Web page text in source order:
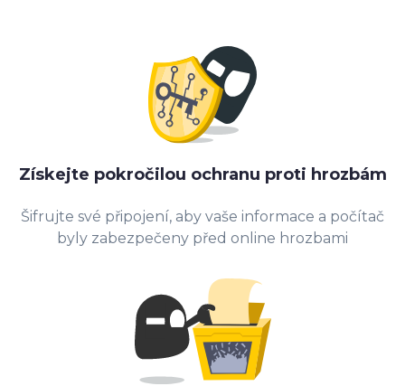
Získejte pokročilou ochranu proti hrozbám
Šifrujte své připojení, aby vaše informace a počítač
byly zabezpečeny před online hrozbami